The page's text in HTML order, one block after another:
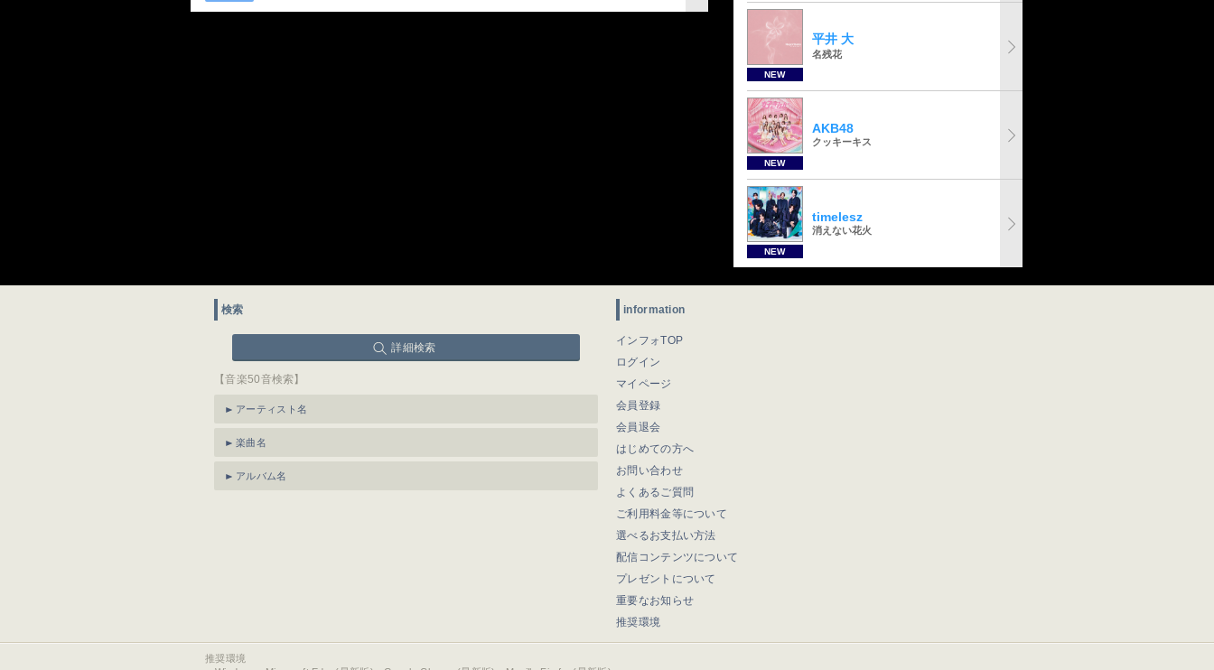
NEW
平井 大
名残花
NEW
AKB48
クッキーキス
NEW
timelesz
消えない花火
検索
詳細検索
【音楽50音検索】
アーティスト名
楽曲名
アルバム名
information
インフォTOP
ログイン
マイページ
会員登録
会員退会
はじめての方へ
お問い合わせ
よくあるご質問
ご利用料金等について
選べるお支払い方法
配信コンテンツについて
プレゼントについて
重要なお知らせ
推奨環境
推奨環境